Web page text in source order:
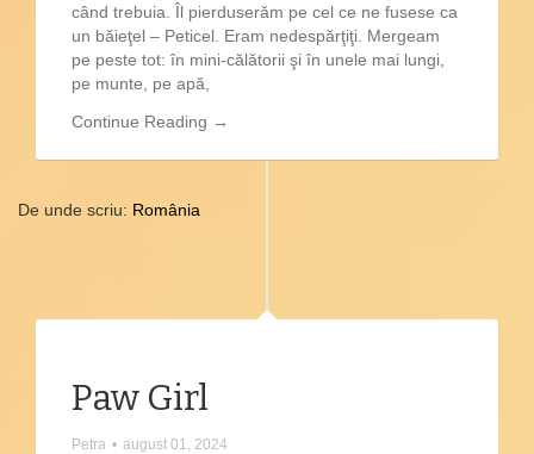
când trebuia. Îl pierduserăm pe cel ce ne fusese ca
un băieţel – Peticel. Eram nedespărţiţi. Mergeam
pe peste tot: în mini-călătorii şi în unele mai lungi,
pe munte, pe apă,
Continue Reading →
De unde scriu: România
Paw Girl
Petra • august 01, 2024